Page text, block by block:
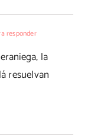
responder
la
resuelvan